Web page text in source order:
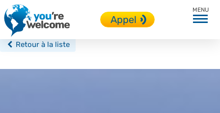
Appel
USA
Retour à la liste